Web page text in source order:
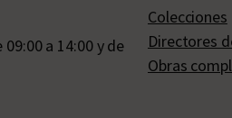
09:00 a 14:00 y de
Colecciones
Directores
Obras